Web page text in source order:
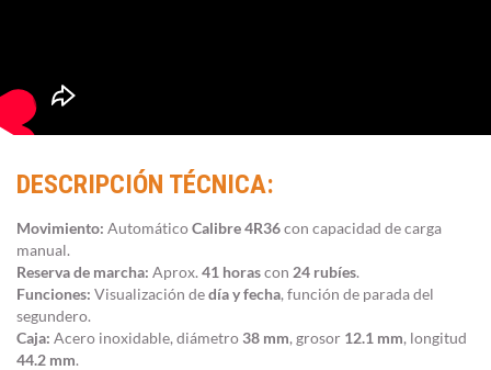
DESCRIPCIÓN TÉCNICA:
Movimiento: AutomáticoCalibre 4R36con capacidad de carga
manual.
Reserva de marcha: Aprox. 41 horascon 24 rubíes.
Funciones: Visualización dedía y fecha, función de parada del
segundero.
Caja: Acero inoxidable, diámetro38 mm, grosor 12.1 mm, longitud
44.2 mm.